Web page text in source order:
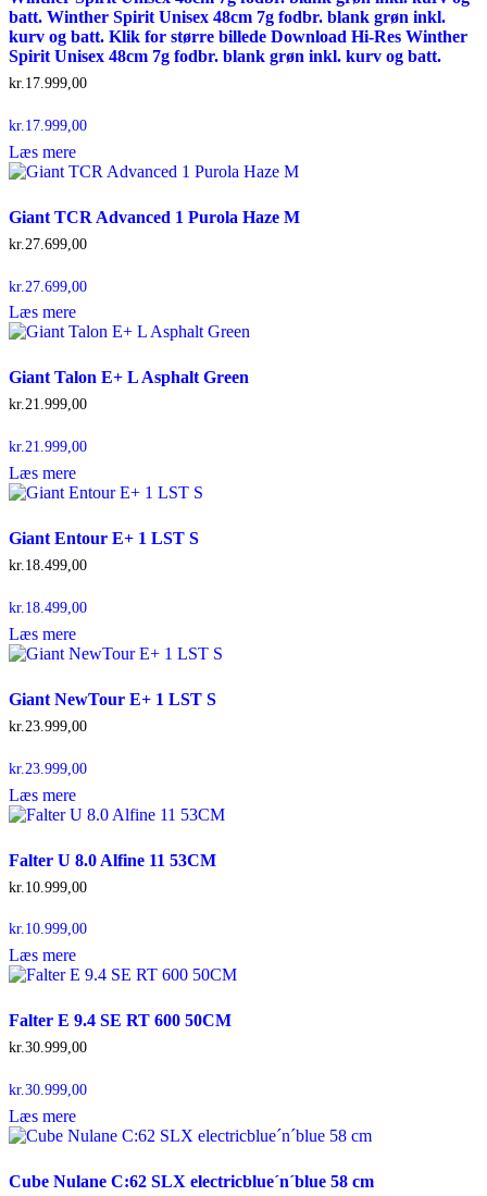
batt. Winther Spirit Unisex 48cm 7g fodbr. blank grøn inkl.
kurv og batt. Klik for større billede Download Hi-Res Winther
Spirit Unisex 48cm 7g fodbr. blank grøn inkl. kurv og batt.
kr.17.999,00
kr. 17.999,00
Læs mere
Giant TCR Advanced 1 Purola Haze M
kr. 27.699,00
kr. 27.699,00
Læs mere
Giant Talon E+ L Asphalt Green
kr.21.999,00
kr.21.999,00
Læs mere
Giant Entour E+ 1 LST S
kr.18.499,00
kr. 18.499,00
Læs mere
Giant NewTour E+ 1 LST S
kr. 23.999,00
kr. 23.999,00
Læs mere
Falter U 8.0 Alfine 11 53CM
kr. 10.999,00
kr.10.999,00
Læs mere
Falter E 9.4 SE RT 600 50CM
kr.30.999,00
kr.30.999,00
Læs mere
Cube Nulane C:62 SLX electricblue´n´blue 58 cm